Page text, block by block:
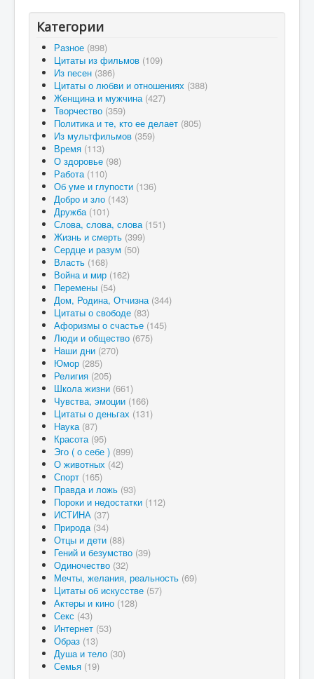
Категории
Разное (898)
Цитаты из фильмов (109)
Из песен (386)
Цитаты о любви и отношениях (388)
Женщина и мужчина (427)
Творчество (359)
Политика и те, кто ее делает (805)
Из мультфильмов (359)
Время (113)
О здоровье (98)
Работа (110)
Об уме и глупости (136)
Добро и зло (143)
Дружба (101)
Слова, слова, слова (151)
Жизнь и смерть (399)
Сердце и разум (50)
Власть (168)
Война и мир (162)
Перемены (54)
Дом, Родина, Отчизна (344)
Цитаты о свободе (83)
Афоризмы о счастье (145)
Люди и общество (675)
Наши дни (270)
Юмор (285)
Религия (205)
Школа жизни (661)
Чувства, эмоции (166)
Цитаты о деньгах (131)
Наука (87)
Красота (95)
Эго ( о себе ) (899)
О животных (42)
Спорт (165)
Правда и ложь (93)
Пороки и недостатки (112)
ИСТИНА (37)
Природа (34)
Отцы и дети (88)
Гений и безумство (39)
Одиночество (32)
Мечты, желания, реальность (69)
Цитаты об искусстве (57)
Актеры и кино (128)
Секс (43)
Интернет (53)
Образ (13)
Душа и тело (30)
Семья (19)